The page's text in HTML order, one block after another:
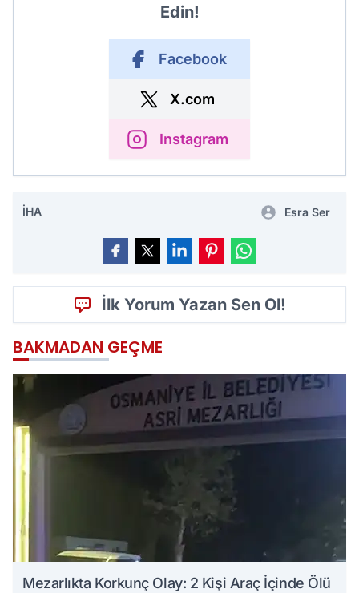
Edin!
Facebook
X.com
Instagram
İHA Esra Ser
İlk Yorum Yazan Sen Ol!
BAKMADAN GEÇME
Mezarlıkta Korkunç Olay: 2 Kişi Araç İçinde Ölü